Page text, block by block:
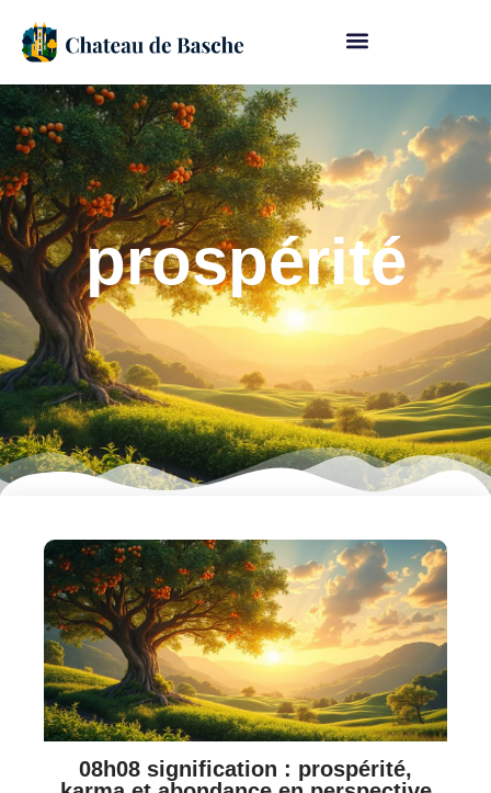
prospérité
08h08 signification : prospérité,